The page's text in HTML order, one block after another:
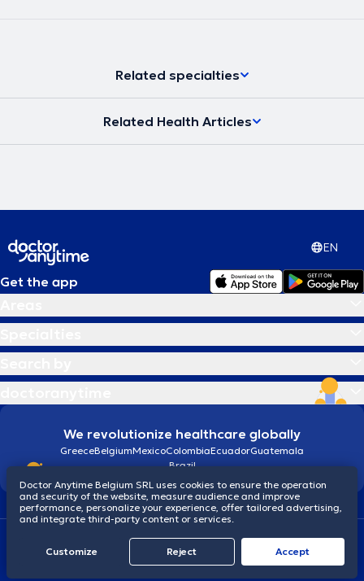
Related specialties
Related Health Articles
EN
Get the app
We revolutionize healthcare globally
GreeceBelgiumMexicoColombiaEcuadorGuatemala
Brazil
Terms and conditionsCookiesPrivacy policy
© 2026 doctoranytime
Doctor Anytime Belgium SRL uses cookies to ensure the operation
and security of the website, measure audience and improve
performance, personalize your experience, offer tailored advertising,
and integrate third-party content or services.
Customize Reject Accept